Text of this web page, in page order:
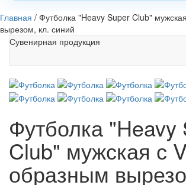
Главная / Футболка "Heavy Super Club"
вырезом, кл. синий
Сувенирная продукция
Футболка "Heavy
Club" мужская с
образным